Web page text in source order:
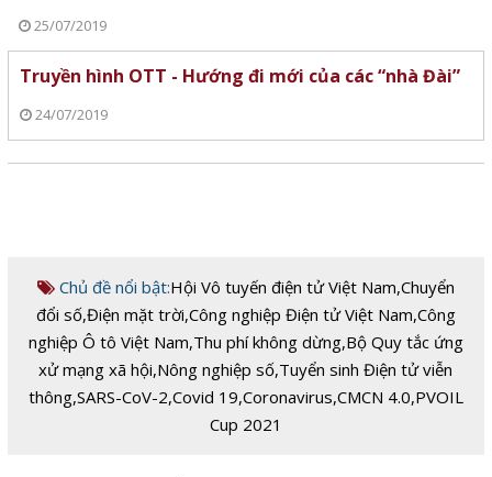
25/07/2019
Truyền hình OTT - Hướng đi mới của các “nhà Đài”
24/07/2019
Chủ đề nổi bật:Hội Vô tuyến điện tử Việt Nam,Chuyển
đổi số,Điện mặt trời,Công nghiệp Điện tử Việt Nam,Công
nghiệp Ô tô Việt Nam,Thu phí không dừng,Bộ Quy tắc ứng
xử mạng xã hội,Nông nghiệp số,Tuyển sinh Điện tử viễn
thông,SARS-CoV-2,Covid 19,Coronavirus,CMCN 4.0,PVOIL
Cup 2021